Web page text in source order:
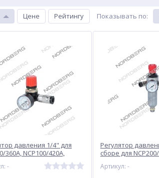
Цене Рейтингу Показывать по:
давления 1/4" для
360A, NCP100/420A,
-
Регулятор
сборе для
Артикул: -